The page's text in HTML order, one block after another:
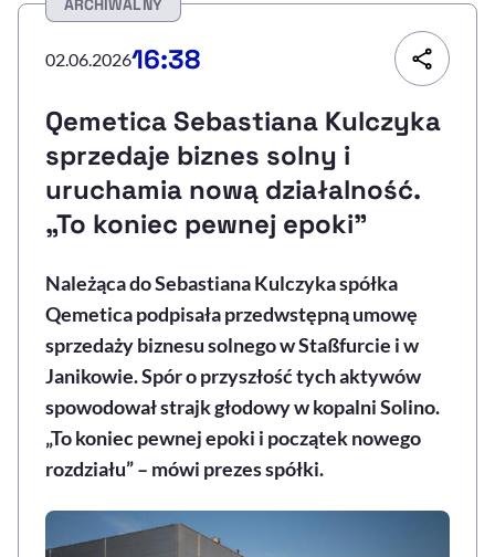
Sprawdź, jak i dlaczego zwiększamy dostępność, otwiera się w nowym
Deklaracja dostępności, otwiera się w nowym oknie
Zgłoś problem
, otwiera się w
ARCHIWALNY
02.06.202616:38
Qemetica Sebastiana Kulczyka
sprzedaje biznes solny i
uruchamia nową działalność.
„To koniec pewnej epoki”
Należąca do Sebastiana Kulczyka spółka
Qemetica podpisała przedwstępną umowę
sprzedaży biznesu solnego w Staßfurcie i w
Janikowie. Spór o przyszłość tych aktywów
spowodował strajk głodowy w kopalni Solino.
„To koniec pewnej epoki i początek nowego
rozdziału” – mówi prezes spółki.